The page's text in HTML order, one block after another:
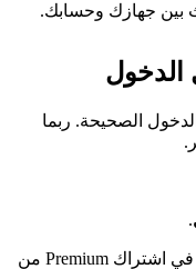
بين جهازك وحسابك.
الدخول
الصحيحة. ربما
.
ربما تكون قد سجَّلت اشتراكك بدون قصد في اشتراك Premium من